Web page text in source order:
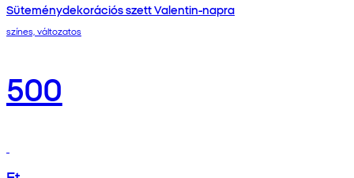
Süteménydekorációs szett Valentin-napra
színes, változatos
500